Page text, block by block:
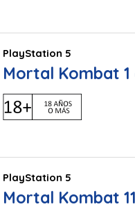
PlayStation 5
Mortal Kombat 1
PlayStation 5
Mortal Kombat